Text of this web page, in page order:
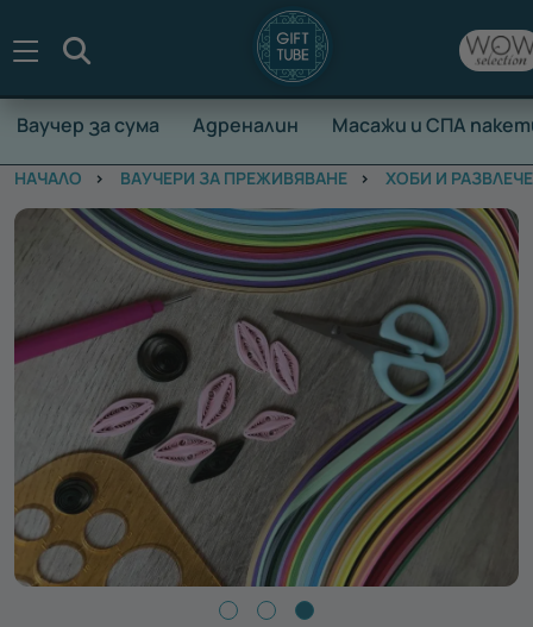
Ваучер за сума Адреналин Масажи и СПА
НАЧАЛО ВАУЧЕРИ ЗА ПРЕЖИВЯВАНЕ ХОБИ И